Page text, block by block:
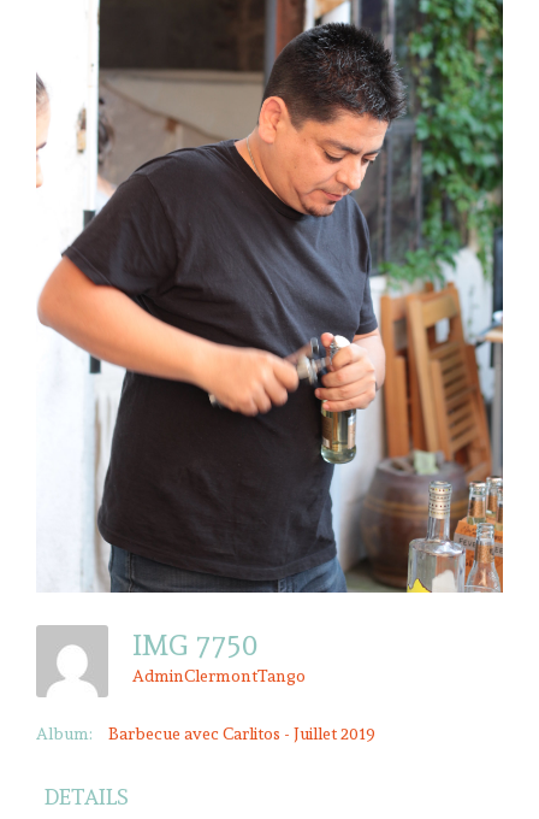
IMG 7750
AdminClermontTango
Album: Barbecue avec Carlitos - Juillet 2019
DETAILS